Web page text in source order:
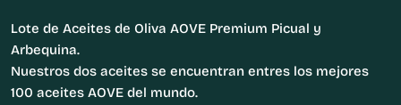
Lote de Aceites de Oliva AOVE Premium Picual y
Arbequina.
Nuestros dos aceites se encuentran entres los mejores
100 aceites AOVE del mundo.